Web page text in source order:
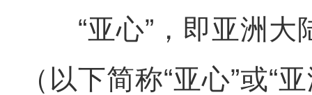
“亚心”，即亚洲大
（以下简称“亚心”或“